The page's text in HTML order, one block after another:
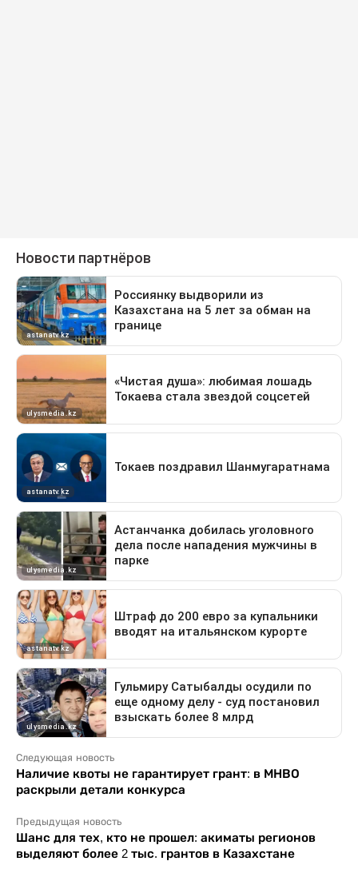
Следующая новость
Наличие квоты не гарантирует грант: в МНВО
раскрыли детали конкурса
Предыдущая новость
Шанс для тех, кто не прошел: акиматы регионов
выделяют более 2 тыс. грантов в Казахстане